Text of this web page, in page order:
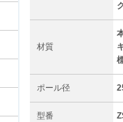
材質
ポール径
型番